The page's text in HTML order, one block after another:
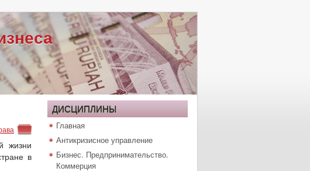
жизни
в
ДИСЦИПЛИНЫ
Главная
Антикризисное управление
Бизнес. Предпринимательство.
Коммерция